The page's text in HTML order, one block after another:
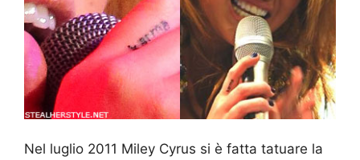
Nel luglio 2011 Miley Cyrus si è fatta tatuare la